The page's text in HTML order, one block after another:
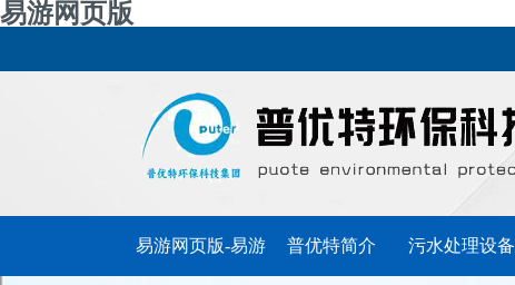
易游网页版
易游网页版-易游 普优特简介 污水处理设备